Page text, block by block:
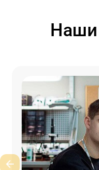
Наши